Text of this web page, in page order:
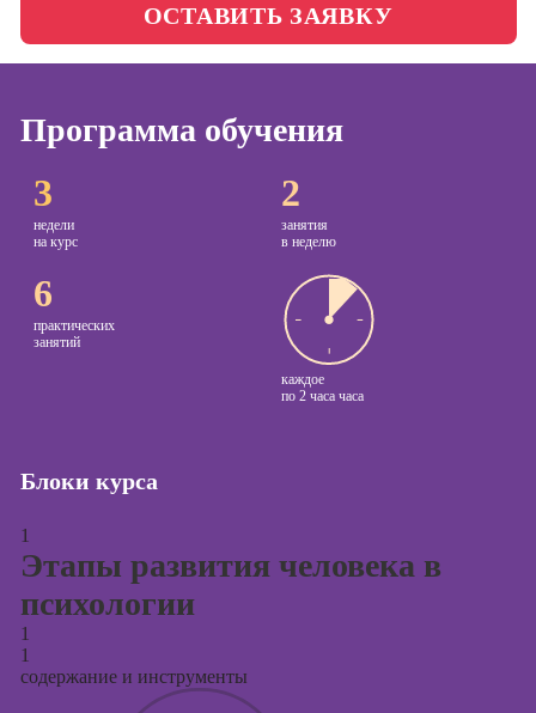
Школа медиа
таргетингу
Курсы
ОСТАВИТЬ ЗАЯВКУ
Программа обучения
3
недели
на курс
2
занятия
в неделю
6
практических
занятий
каждое
по 2 часа часа
Блоки курса
1
Этапы развития человека в
психологии
1
1
содержание и инструменты